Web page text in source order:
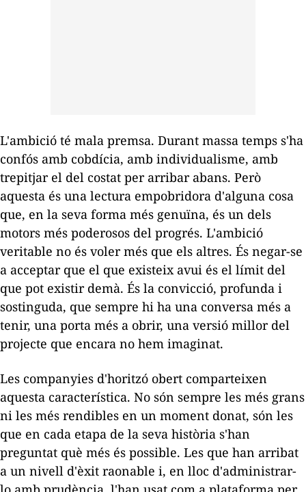
L'ambició té mala premsa. Durant massa temps s'ha
confós amb cobdícia, amb individualisme, amb
trepitjar el del costat per arribar abans. Però
aquesta és una lectura empobridora d'alguna cosa
que, en la seva forma més genuïna, és un dels
motors més poderosos del progrés. L'ambició
veritable no és voler més que els altres. És negar-se
a acceptar que el que existeix avui és el límit del
que pot existir demà. És la convicció, profunda i
sostinguda, que sempre hi ha una conversa més a
tenir, una porta més a obrir, una versió millor del
projecte que encara no hem imaginat.
Les companyies d'horitzó obert comparteixen
aquesta característica. No són sempre les més grans
ni les més rendibles en un moment donat, són les
que en cada etapa de la seva història s'han
preguntat què més és possible. Les que han arribat
a un nivell d'èxit raonable i, en lloc d'administrar-